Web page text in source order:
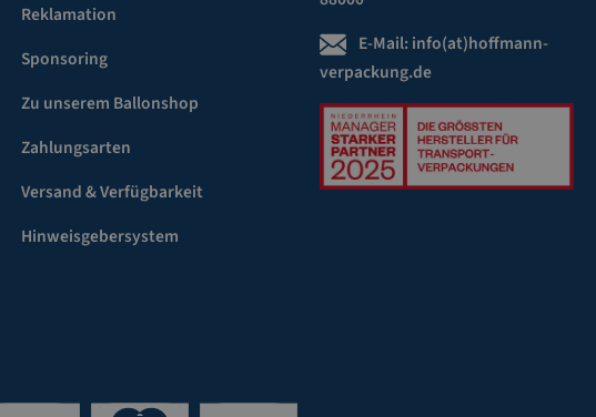
Reklamation
Sponsoring
Zu unserem Ballonshop
Zahlungsarten
Versand & Verfügbarkeit
Hinweisgebersystem
E-Mail: info(at)hoffmann-
verpackung.de